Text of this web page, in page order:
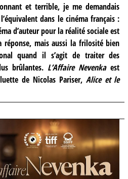
et terrible, je me demandais
dans le cinéma français :
d’auteur pour la réalité sociale est
réponse, mais aussi la frilosité bien
quand il s’agit de traiter des
brûlantes. L’Affaire Nevenkaest
de Nicolas Pariser, Alice et le